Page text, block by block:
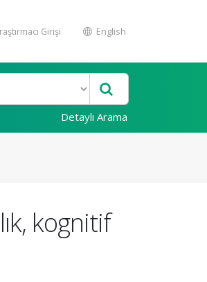
Girişi English
Detaylı Arama
kognitif